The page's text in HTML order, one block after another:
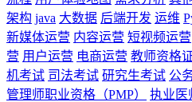
架构 java 大数据 后端开发 运维
新媒体运营 内容运营 短视频运营
营 用户运营 电商运营 教师资格
机考试 司法考试 研究生考试 公
管理师职业资格（PMP）
执业医